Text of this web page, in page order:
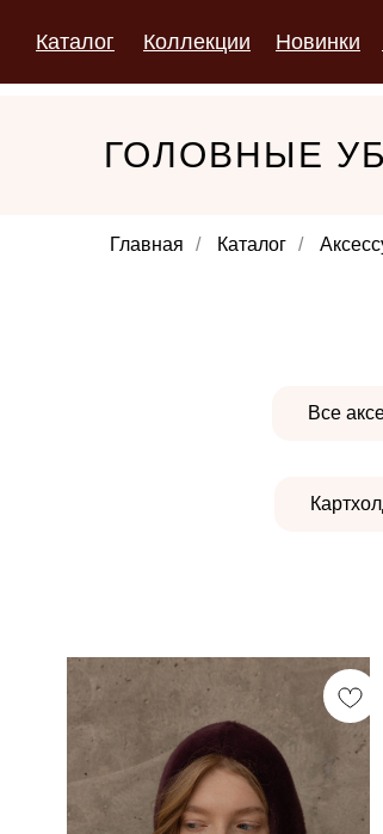
Каталог Коллекции Новинки
ГОЛОВНЫЕ
Главная / Каталог /
Все